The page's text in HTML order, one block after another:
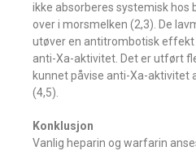
ikke absorberes systemisk hos
over i morsmelken (2,3). De
utøver en antitrombotisk
anti-Xa-aktivitet. Det er utført
kunnet påvise anti-Xa-aktivitet
(4,5).
Konklusjon
Vanlig heparin og warfarin